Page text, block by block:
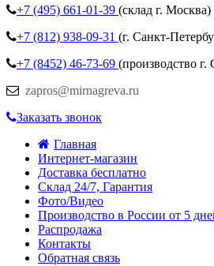
+7 (495) 661-01-39 (склад г. Москва)
+7 (812) 938-09-31 (г. Санкт-
+7 (8452) 46-73-69 (производство г.
zapros@mirnagreva.ru
Заказать звонок
Главная
Интернет-магазин
Доставка бесплатно
Склад 24/7, Гарантия
Фото/Видео
Производство в России от 5
Распродажа
Контакты
Обратная связь